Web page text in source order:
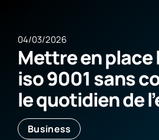
04/03/2026
Mettre en place
iso 9001 sans
le quotidien de
Business